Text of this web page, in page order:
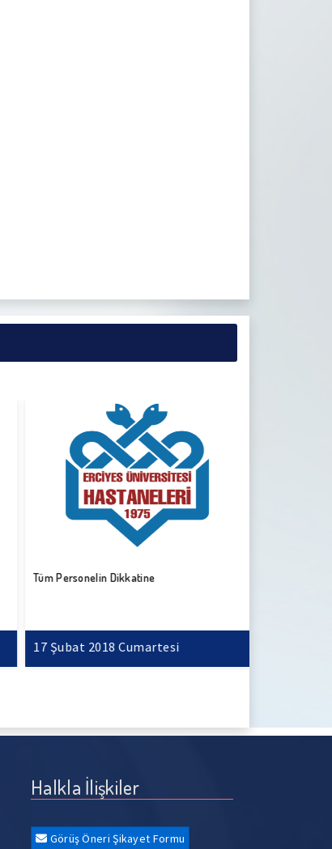
Tüm Personelin Dikkatine
17 Şubat 2018 Cumartesi
Halkla İlişkiler
Görüş Öneri Şikayet Formu